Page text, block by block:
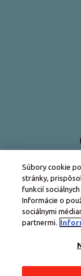
Súbory cookie
stránky,
funkcií
Informácie o
sociálnymi
partnermi.